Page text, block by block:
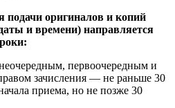
оригиналов и копий
и времени) направляется
первоочередным и
зачисления — не раньше 30
приема, но не позже 30